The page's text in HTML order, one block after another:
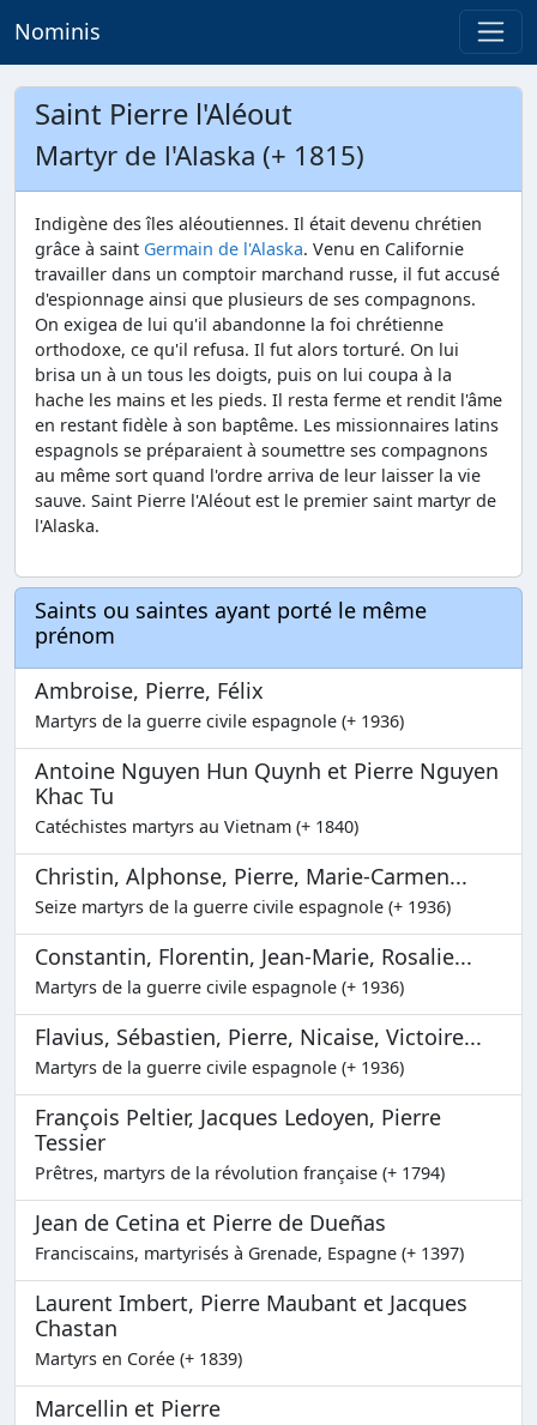
Nominis
Saint Pierre l'Aléout
Martyr de l'Alaska (+ 1815)
Indigène des îles aléoutiennes. Il était devenu chrétien
grâce à saint Germain de l'Alaska. Venu en Californie
travailler dans un comptoir marchand russe, il fut accusé
d'espionnage ainsi que plusieurs de ses compagnons.
On exigea de lui qu'il abandonne la foi chrétienne
orthodoxe, ce qu'il refusa. Il fut alors torturé. On lui
brisa un à un tous les doigts, puis on lui coupa à la
hache les mains et les pieds. Il resta ferme et rendit l'âme
en restant fidèle à son baptême. Les missionnaires latins
espagnols se préparaient à soumettre ses compagnons
au même sort quand l'ordre arriva de leur laisser la vie
sauve. Saint Pierre l'Aléout est le premier saint martyr de
l'Alaska.
Saints ou saintes ayant porté le même
prénom
Ambroise, Pierre, Félix
Martyrs de la guerre civile espagnole (+ 1936)
Antoine Nguyen Hun Quynh et Pierre Nguyen
Khac Tu
Catéchistes martyrs au Vietnam (+ 1840)
Christin, Alphonse, Pierre, Marie-Carmen...
Seize martyrs de la guerre civile espagnole (+ 1936)
Constantin, Florentin, Jean-Marie, Rosalie...
Martyrs de la guerre civile espagnole (+ 1936)
Flavius, Sébastien, Pierre, Nicaise, Victoire...
Martyrs de la guerre civile espagnole (+ 1936)
François Peltier, Jacques Ledoyen, Pierre
Tessier
Prêtres, martyrs de la révolution française (+ 1794)
Jean de Cetina et Pierre de Dueñas
Franciscains, martyrisés à Grenade, Espagne (+ 1397)
Laurent Imbert, Pierre Maubant et Jacques
Chastan
Martyrs en Corée (+ 1839)
Marcellin et Pierre